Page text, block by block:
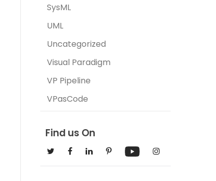
SysML
UML
Uncategorized
Visual Paradigm
VP Pipeline
VPasCode
Find us On